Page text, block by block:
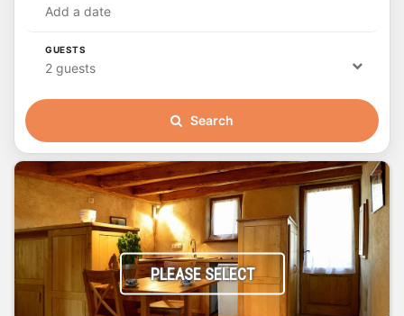
Add a date
GUESTS
2 guests
Search
PLEASE SELECT